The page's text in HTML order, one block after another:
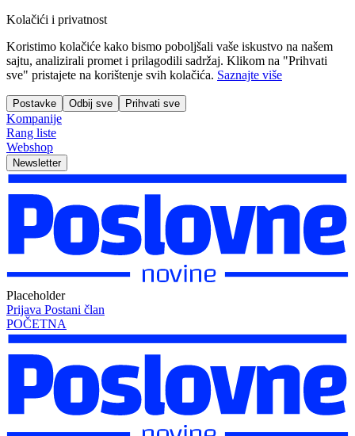
Kolačići i privatnost
Koristimo kolačiće kako bismo poboljšali vaše iskustvo na našem
sajtu, analizirali promet i prilagodili sadržaj. Klikom na "Prihvati
sve" pristajete na korištenje svih kolačića. Saznajte više
Postavke Odbij sve Prihvati sve
Kompanije
Rang liste
Webshop
Newsletter
Placeholder
Prijava Postani član
POČETNA